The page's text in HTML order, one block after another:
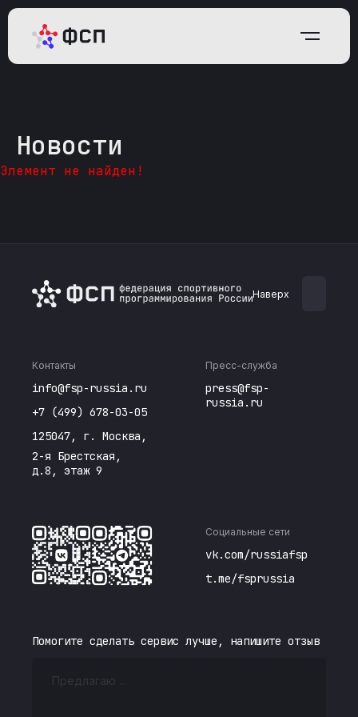
Новости
Элемент не найден!
Наверх
Контакты
info@fsp-russia.ru
+7 (499) 678-03-05
125047, г. Москва,
2-я Брестская,
д.8, этаж 9
Пресс-служба
press@fsp-
russia.ru
Социальные сети
vk.com/russiafsp
t.me/fsprussia
Помогите сделать сервис лучше, напишите отзыв